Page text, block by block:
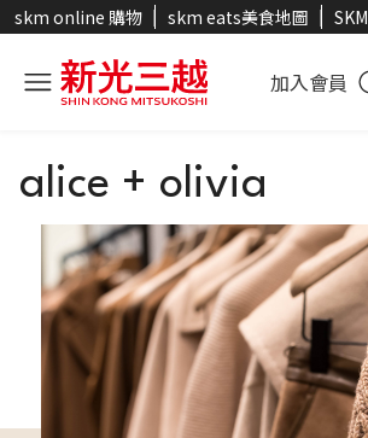
skm online 購物 skm eats美食地圖
加入會員
alice + olivia